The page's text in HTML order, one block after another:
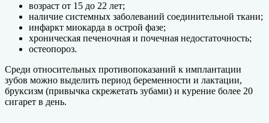
возраст от 15 до 22 лет;
наличие системных заболеваний соединительной ткани;
инфаркт миокарда в острой фазе;
хроническая печеночная и почечная недостаточность;
остеопороз.
Среди относительных противопоказаний к имплантации
зубов можно выделить период беременности и лактации,
бруксизм (привычка скрежетать зубами) и курение более 20
сигарет в день.